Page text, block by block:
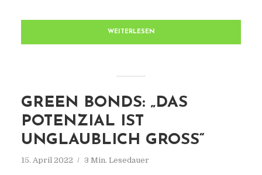
WEITERLESEN
GREEN BONDS: „DAS
POTENZIAL IST
UNGLAUBLICH GROSS“
15. April 2022 3 Min. Lesedauer